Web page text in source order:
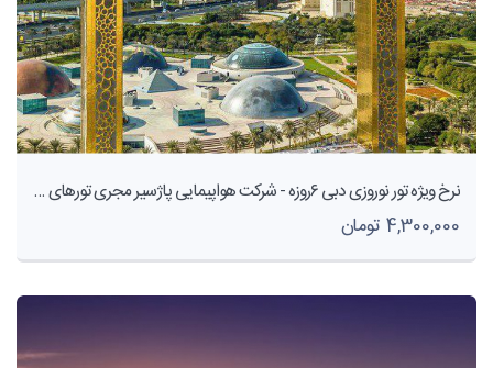
نرخ ويژه تور نوروزى دبى ٦روزه - شرکت هواپیمایی پاژسیر مجری تورهای اقساطی از مشهد
4,300,000 تومان